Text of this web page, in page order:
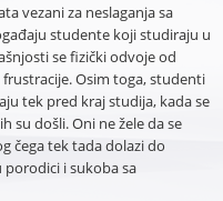
vezani za neslaganja sa
studente koji studiraju u
se fizički odvoje od
Osim toga, studenti
tek pred kraj studija, kada se
su došli. Oni ne žele da se
čega tek tada dolazi do
i sukoba sa